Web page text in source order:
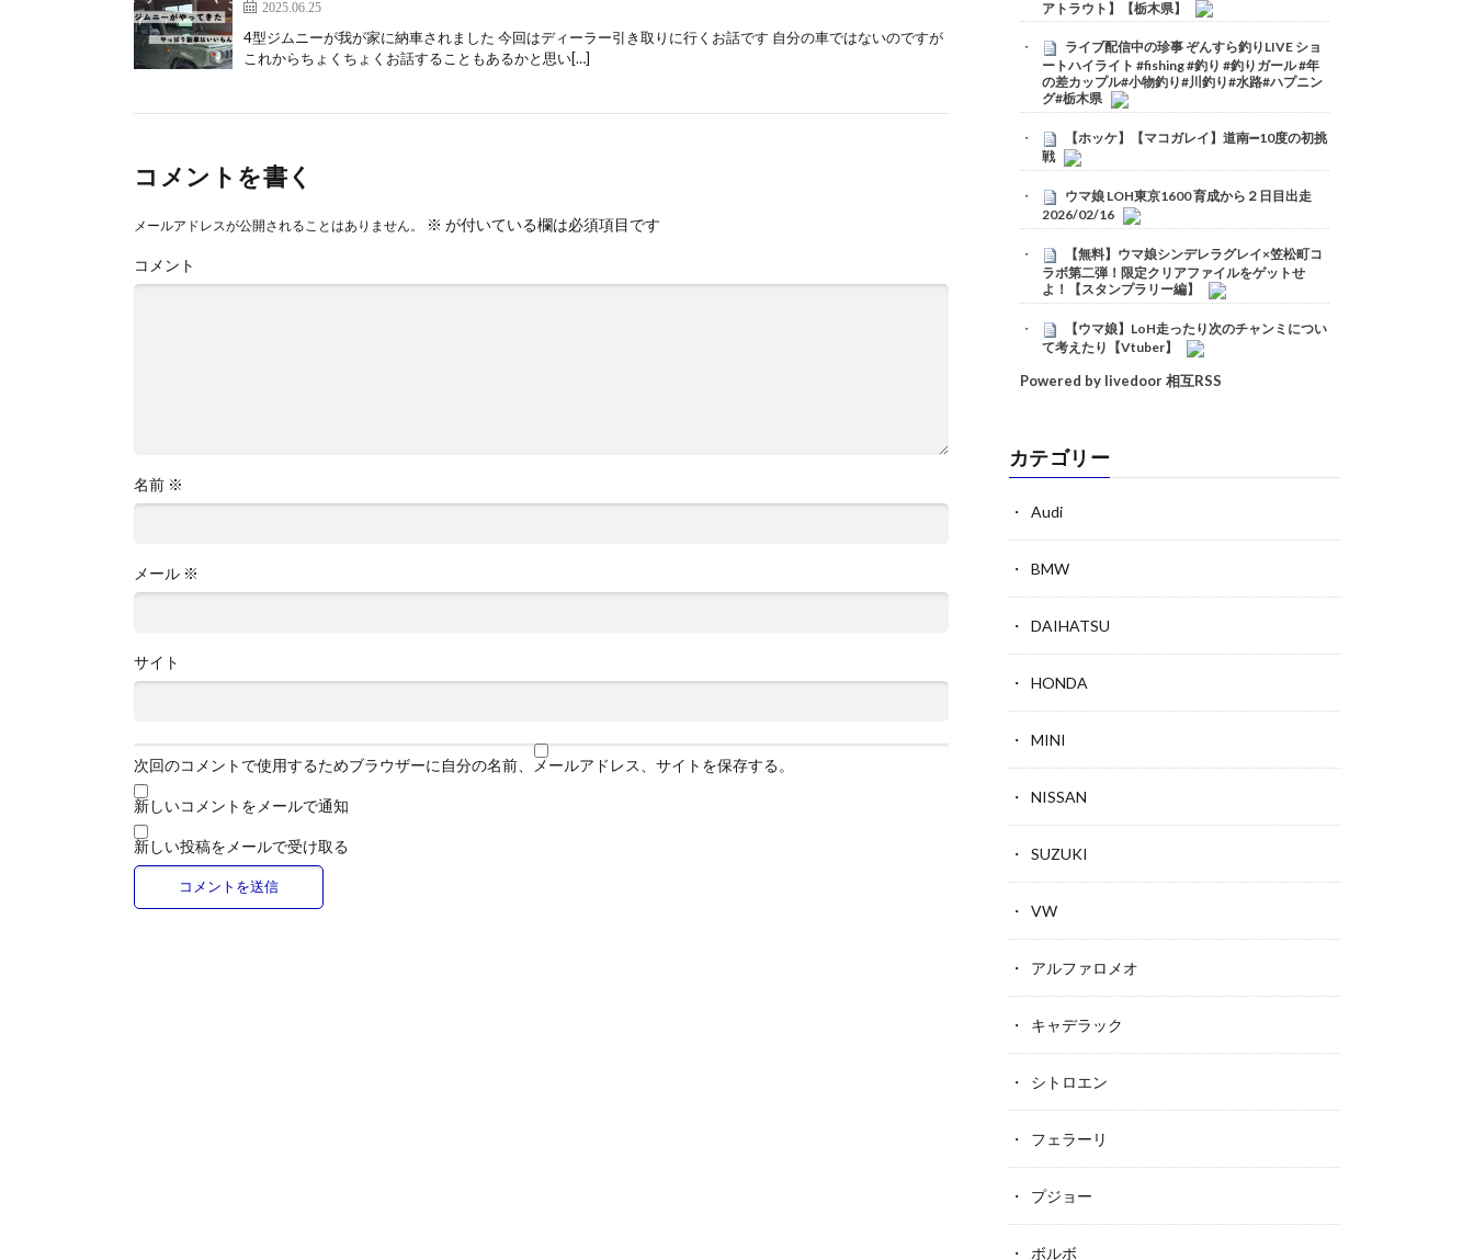
2025.06.25
4型ジムニーが我が家に納車されました 今回はディーラー引き取りに行くお話です 自分の車ではないのですが
これからちょくちょくお話することもあるかと思い[…]
コメントを書く
メールアドレスが公開されることはありません。 ※ が付いている欄は必須項目です
コメント
名前 ※
メール ※
サイト
次回のコメントで使用するためブラウザーに自分の名前、メールアドレス、サイトを保存する。
新しいコメントをメールで通知
新しい投稿をメールで受け取る
アトラウト】【栃木県】
ライブ配信中の珍事 ぞんすら釣りLIVE ショ
ートハイライト #fishing #釣り #釣りガール #年
の差カップル#小物釣り#川釣り#水路#ハプニン
グ#栃木県
【ホッケ】【マコガレイ】道南➖10度の初挑
戦
ウマ娘 LOH東京1600 育成から２日目出走
2026/02/16
【無料】ウマ娘シンデレラグレイ×笠松町コ
ラボ第二弾！限定クリアファイルをゲットせ
よ！【スタンプラリー編】
【ウマ娘】LoH走ったり次のチャンミについ
て考えたり【Vtuber】
Powered by livedoor 相互RSS
カテゴリー
Audi
BMW
DAIHATSU
HONDA
MINI
NISSAN
SUZUKI
VW
アルファロメオ
キャデラック
シトロエン
フェラーリ
プジョー
ボルボ